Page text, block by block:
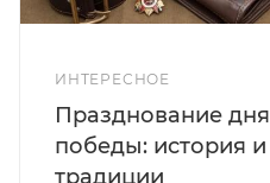
ИНТЕРЕСНОЕ
Празднование дня
победы: история и
традиции